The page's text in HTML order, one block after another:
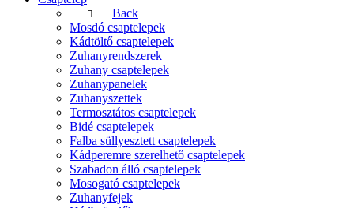
Back
Mosdó csaptelepek
Kádtöltő csaptelepek
Zuhanyrendszerek
Zuhany csaptelepek
Zuhanypanelek
Zuhanyszettek
Termosztátos csaptelepek
Bidé csaptelepek
Falba süllyesztett csaptelepek
Kádperemre szerelhető csaptelepek
Szabadon álló csaptelepek
Mosogató csaptelepek
Zuhanyfejek